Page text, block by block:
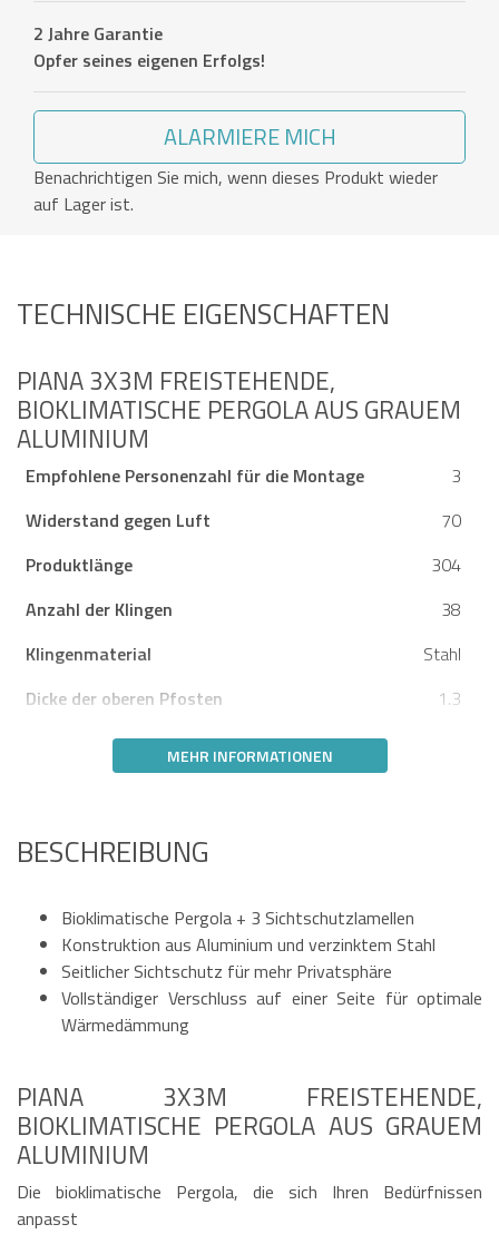
2 Jahre Garantie
Opfer seines eigenen Erfolgs!
ALARMIERE MICH
Benachrichtigen Sie mich, wenn dieses Produkt wieder
auf Lager ist.
TECHNISCHE EIGENSCHAFTEN
PIANA 3X3M FREISTEHENDE,
BIOKLIMATISCHE PERGOLA AUS GRAUEM
ALUMINIUM
Empfohlene Personenzahl für die Montage
3
Widerstand gegen Luft
70
Produktlänge
304
Anzahl der Klingen
38
Klingenmaterial
Stahl
Dicke der oberen Pfosten
1.3
MEHR INFORMATIONEN
BESCHREIBUNG
Bioklimatische Pergola + 3 Sichtschutzlamellen
Konstruktion aus Aluminium und verzinktem Stahl
Seitlicher Sichtschutz für mehr Privatsphäre
Vollständiger Verschluss auf einer Seite für optimale
Wärmedämmung
PIANA 3X3M FREISTEHENDE,
BIOKLIMATISCHE PERGOLA AUS GRAUEM
ALUMINIUM
Die bioklimatische Pergola, die sich Ihren Bedürfnissen
anpasst